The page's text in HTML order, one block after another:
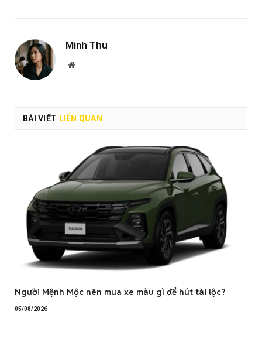
Minh Thu
Website
BÀI VIẾT LIÊN QUAN
Người Mệnh Mộc nên mua xe màu gì để hút tài lộc?
05/08/2026